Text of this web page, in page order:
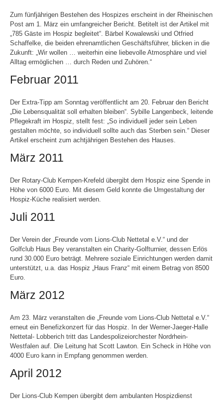
Zum fünfjährigen Bestehen des Hospizes erscheint in der Rheinischen
Post am 1. März ein umfangreicher Bericht. Betitelt ist der Artikel mit
„785 Gäste im Hospiz begleitet“. Bärbel Kowalewski und Otfried
Schaffelke, die beiden ehrenamtlichen Geschäftsführer, blicken in die
Zukunft: „Wir wollen … weiterhin eine liebevolle Atmosphäre und viel
Alltag ermöglichen … durch Reden und Zuhören.“
Februar 2011
Der Extra-Tipp am Sonntag veröffentlicht am 20. Februar den Bericht
„Die Lebensqualität soll erhalten bleiben“. Sybille Langenbeck, leitende
Pflegekraft im Hospiz, stellt fest: „So individuell jeder sein Leben
gestalten möchte, so individuell sollte auch das Sterben sein.“ Dieser
Artikel erscheint zum achtjährigen Bestehen des Hauses.
März 2011
Der Rotary-Club Kempen-Krefeld übergibt dem Hospiz eine Spende in
Höhe von 6000 Euro. Mit diesem Geld konnte die Umgestaltung der
Hospiz-Küche realisiert werden.
Juli 2011
Der Verein der „Freunde vom Lions-Club Nettetal e.V.“ und der
Golfclub Haus Bey veranstalten ein Charity-Golfturnier, dessen Erlös
rund 30.000 Euro beträgt. Mehrere soziale Einrichtungen werden damit
unterstützt, u.a. das Hospiz „Haus Franz“ mit einem Betrag von 8500
Euro.
März 2012
Am 23. März veranstalten die „Freunde vom Lions-Club Nettetal e.V.“
erneut ein Benefizkonzert für das Hospiz. In der Werner-Jaeger-Halle
Nettetal- Lobberich tritt das Landespolizeiorchester Nordrhein-
Westfalen auf. Die Leitung hat Scott Lawton. Ein Scheck in Höhe von
4000 Euro kann in Empfang genommen werden.
April 2012
Der Lions-Club Kempen übergibt dem ambulanten Hospizdienst